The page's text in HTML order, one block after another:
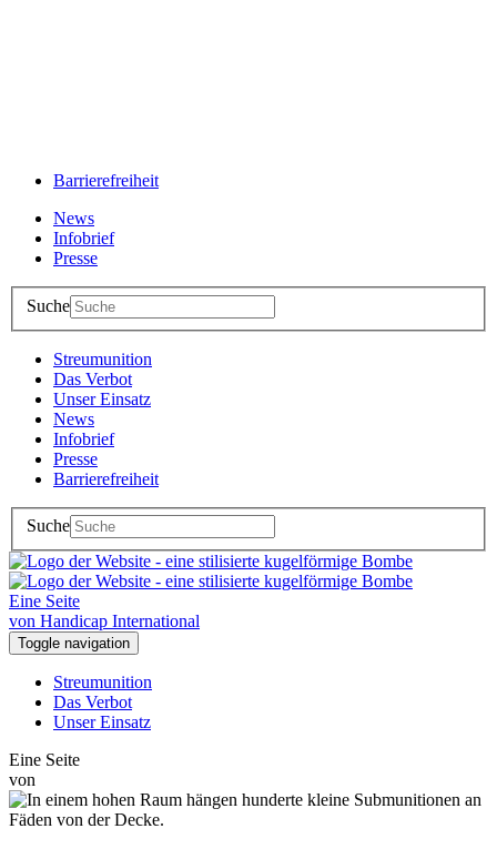
Barrierefreiheit
News
Infobrief
Presse
Suche
Streumunition
Das Verbot
Unser Einsatz
News
Infobrief
Presse
Barrierefreiheit
Suche
Eine Seite
von Handicap International
Toggle navigation
Streumunition
Das Verbot
Unser Einsatz
Eine Seite
von